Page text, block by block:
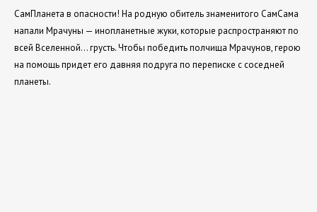
СамПланета в опасности! На родную обитель знаменитого СамСама
напали Мрачуны — инопланетные жуки, которые распространяют по
всей Вселенной… грусть. Чтобы победить полчища Мрачунов, герою
на помощь придет его давняя подруга по переписке с соседней
планеты.